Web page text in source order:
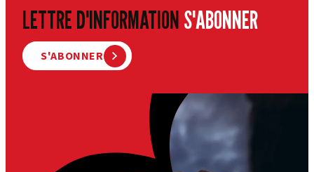
LETTRE D'INFORMATIONS'ABONNER
S'ABONNER